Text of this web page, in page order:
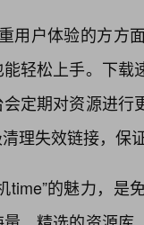
用户体验的方
轻松上手。下
定期对资源进
理失效链接，保
time”的魅力，